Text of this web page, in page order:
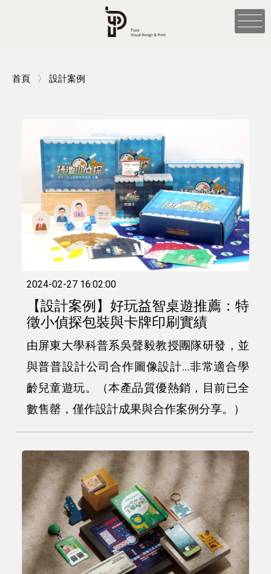
首頁 〉 設計案例
2024-02-27 16:02:00
【設計案例】好玩益智桌遊推薦：特
徵小偵探包裝與卡牌印刷實績
由屏東大學科普系吳聲毅教授團隊研發，並
與普普設計公司合作圖像設計...非常適合學
齡兒童遊玩。（本產品質優熱銷，目前已全
數售罄，僅作設計成果與合作案例分享。）